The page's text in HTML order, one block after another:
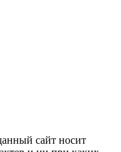
сайт носит